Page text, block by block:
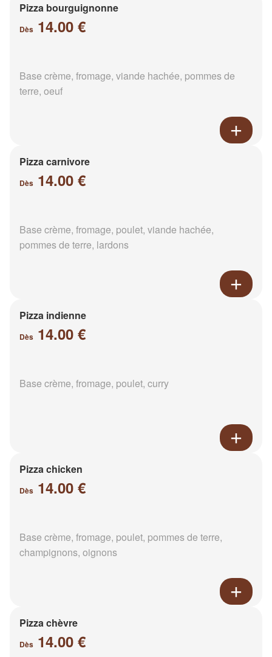
Pizza bourguignonne
Dès 14.00 €
Base crème, fromage, viande hachée, pommes de
terre, oeuf
Pizza carnivore
Dès 14.00 €
Base crème, fromage, poulet, viande hachée,
pommes de terre, lardons
Pizza indienne
Dès 14.00 €
Base crème, fromage, poulet, curry
Pizza chicken
Dès 14.00 €
Base crème, fromage, poulet, pommes de terre,
champignons, oignons
Pizza chèvre
Dès 14.00 €